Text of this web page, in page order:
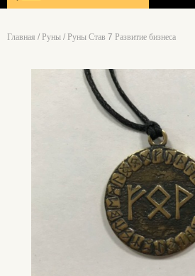
Главная / Руны / Руны Став 7 Развитие бизнеса